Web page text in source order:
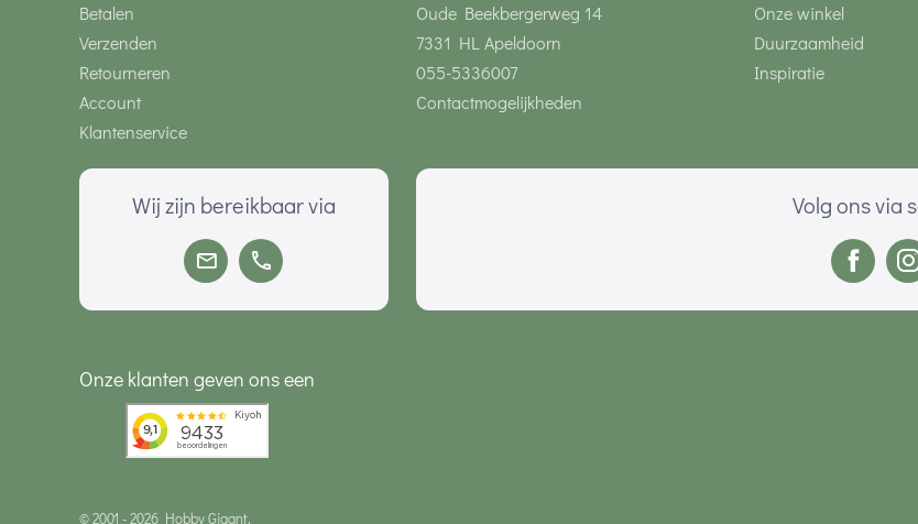
Betalen
Verzenden
Retourneren
Account
Klantenservice
Oude Beekbergerweg 14
7331 HL Apeldoorn
055-5336007
Contactmogelijkheden
Onze winkel
Duurzaamheid
Inspiratie
Wij zijn bereikbaar via Volg ons via
Onze klanten geven ons een
© 2001 - 2026 Hobby Gigant.